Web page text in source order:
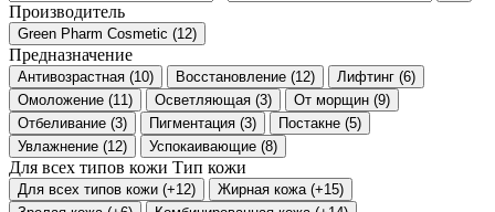
Производитель
Green Pharm Cosmetic (12)
Предназначение
Антивозрастная (10) Восстановление (12) Лифтинг (6)
Омоложение (11 ) Осветляющая (3) От морщин (9)
Отбеливание (3) Пигментация (3) Постакне (5)
Увлажнение (12) Успокаивающие (8)
Для всех типов кожи Тип кожи
Для всех типов кожи (+12) Жирная кожа (+15)